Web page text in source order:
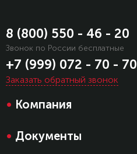
• Компания
• Документы
8 (800) 550 - 46 - 20
Звонок по России бесплатные
+7 (999) 072 - 70 - 70
Заказать обратный звонок